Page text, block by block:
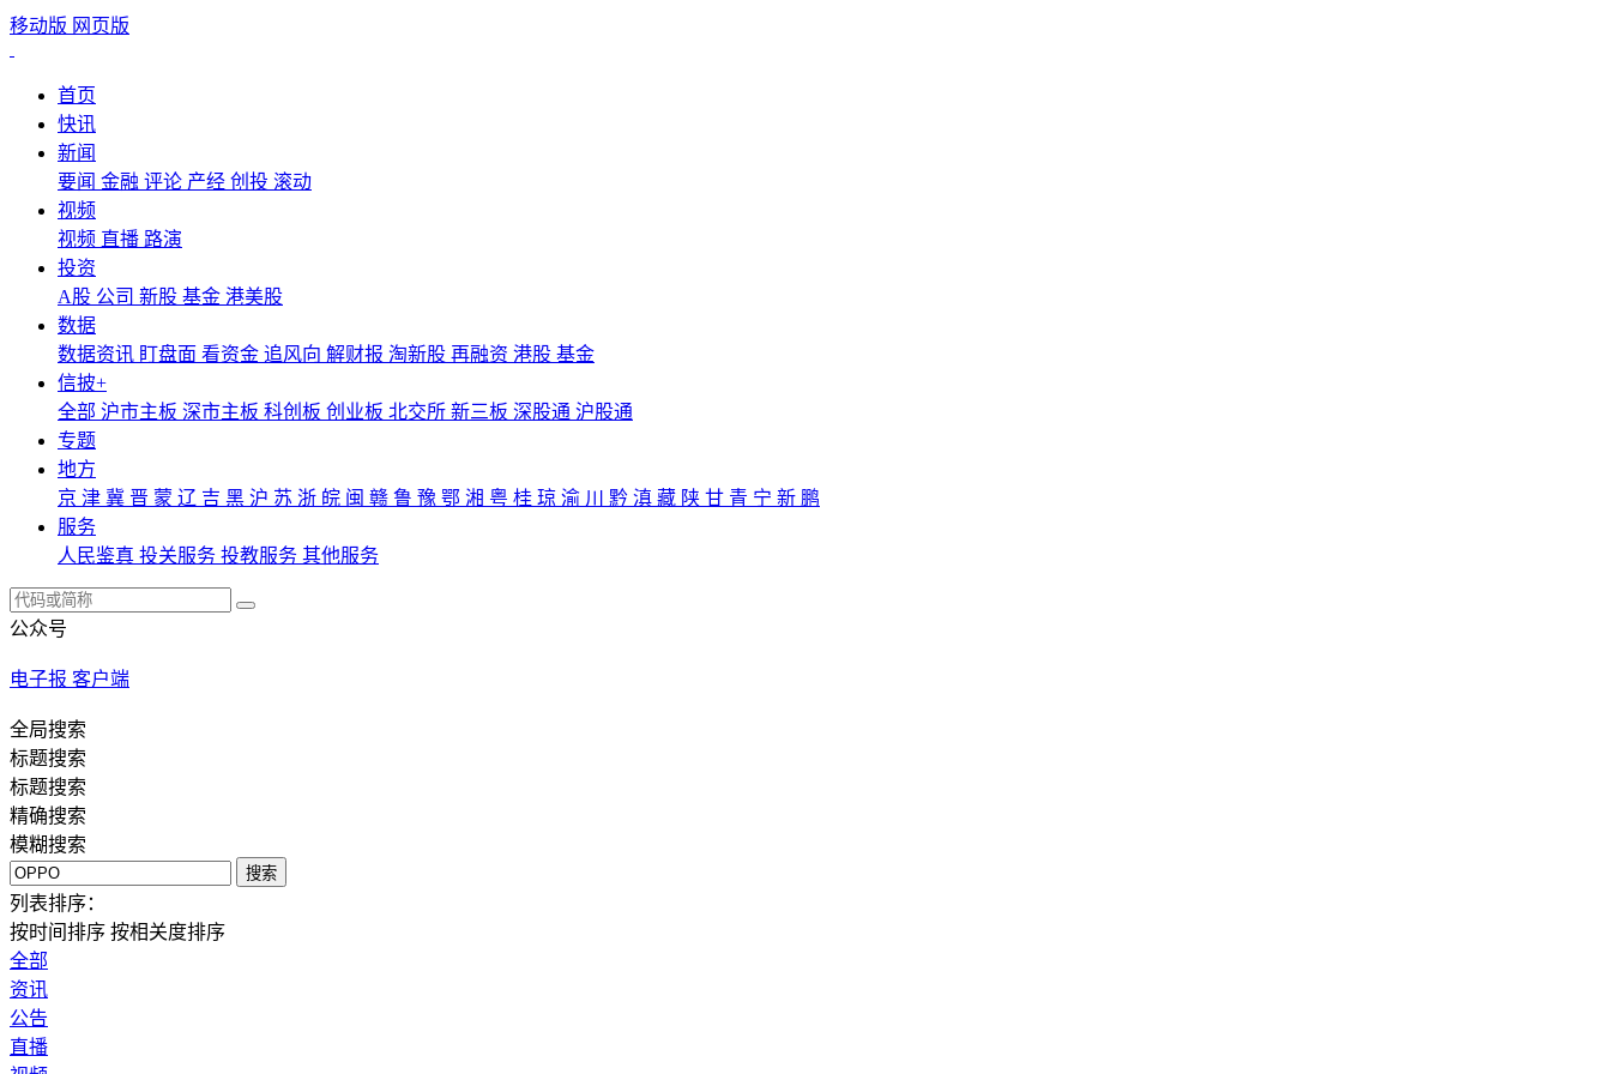
移动版 网页版
首页
快讯
新闻
要闻 金融 评论 产经 创投 滚动
视频
视频 直播 路演
投资
A股 公司 新股 基金 港美股
数据
数据资讯 盯盘面 看资金 追风向 解财报 淘新股 再融资 港股 基金
信披+
全部 沪市主板 深市主板 科创板 创业板 北交所 新三板 深股通 沪股通
专题
地方
京 津 冀 晋 蒙 辽 吉 黑 沪 苏 浙 皖 闽 赣 鲁 豫 鄂 湘 粤 桂 琼 渝 川 黔 滇 藏 陕 甘 青 宁 新 鹏
服务
人民鉴真 投关服务 投教服务 其他服务
公众号
电子报 客户端
全局搜索
标题搜索
标题搜索
精确搜索
模糊搜索
搜索
列表排序：
按时间排序 按相关度排序
全部
资讯
公告
直播